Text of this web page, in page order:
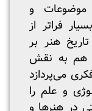
موضوعات و
فراتر از
هنر بر
به نقش
می‌پردازد
و علم را
در هنرها و